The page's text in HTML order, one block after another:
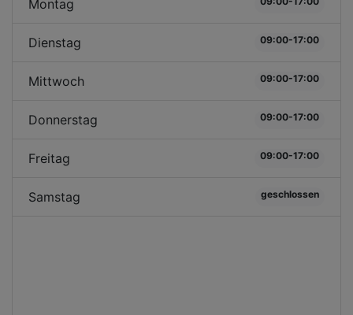
Montag
Dienstag 09:00-17:00
Mittwoch 09:00-17:00
Donnerstag 09:00-17:00
Freitag 09:00-17:00
Samstag geschlossen